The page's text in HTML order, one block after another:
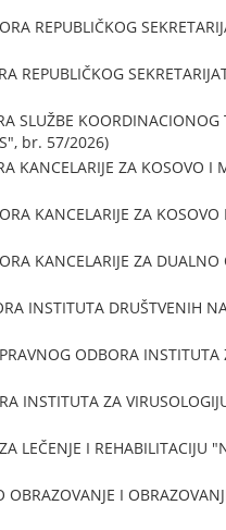
REPUBLIČKOG
REPUBLIČKOG
SLUŽBE KOORDINACIONOG
br. 57/2026)
KANCELARIJE ZA KOSOVO
KANCELARIJE ZA
KANCELARIJE ZA DUALNO
INSTITUTA DRUŠTVENIH
ODBORA
INSTITUTA ZA
LEČENJE I REHABILITACIJU
OBRAZOVANJE I